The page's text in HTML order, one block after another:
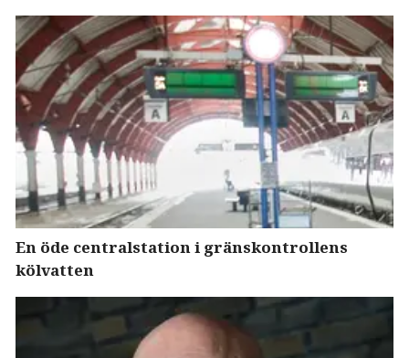
En öde centralstation i gränskontrollens
kölvatten